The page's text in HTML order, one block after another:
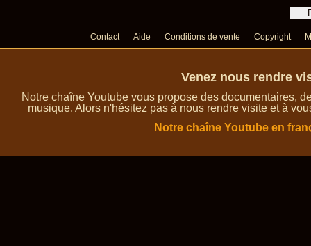
Contact Aide Conditions de vente Copyright
Venez nous rendre
Notre chaîne Youtube vous propose des documentaires,
musique. Alors n'hésitez pas à nous rendre visite et à
Notre chaîne Youtube en